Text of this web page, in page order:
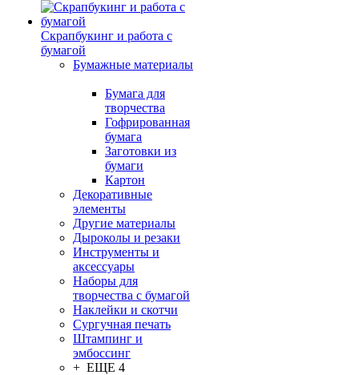
Скрапбукинг и работа с
бумагой
Бумажные материалы
Бумага для
творчества
Гофрированная
бумага
Заготовки из
бумаги
Картон
Декоративные
элементы
Другие материалы
Дыроколы и резаки
Инструменты и
аксессуары
Наборы для
творчества с бумагой
Наклейки и скотчи
Сургучная печать
Штампинг и
эмбоссинг
+ ЕЩЕ 4